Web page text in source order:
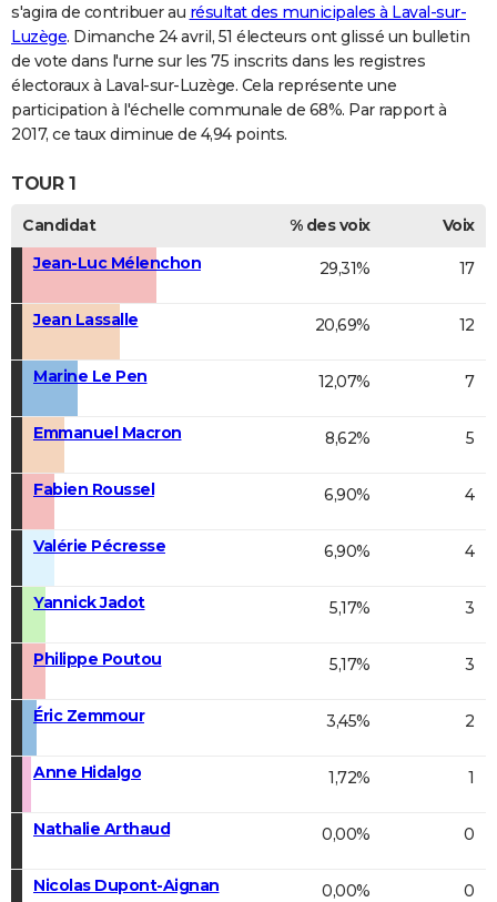
s'agira de contribuer au résultat des municipales à Laval-sur-
Luzège. Dimanche 24 avril, 51 électeurs ont glissé un bulletin
de vote dans l'urne sur les 75 inscrits dans les registres
électoraux à Laval-sur-Luzège. Cela représente une
participation à l'échelle communale de 68%. Par rapport à
2017, ce taux diminue de 4,94 points.
TOUR 1
Candidat % des voix
Voix
Jean-Luc Mélenchon
29,31% 17
Jean Lassalle 20,69% 12
Marine Le Pen 12,07% 7
Emmanuel Macron 8,62% 5
Fabien Roussel 6,90% 4
Valérie Pécresse 6,90% 4
Yannick Jadot 5,17% 3
Philippe Poutou 5,17% 3
Éric Zemmour 3,45% 2
Anne Hidalgo 1,72% 1
Nathalie Arthaud 0,00% 0
Nicolas Dupont-Aignan 0,00% 0